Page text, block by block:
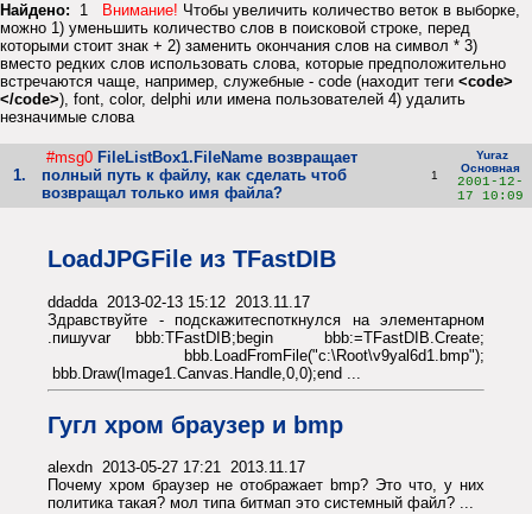
Найдено: 1 Внимание! Чтобы увеличить количество веток в выборке,
можно 1) уменьшить количество слов в поисковой строке, перед
которыми стоит знак + 2) заменить окончания слов на символ * 3)
вместо редких слов использовать слова, которые предположительно
встречаются чаще, например, служебные - code (находит теги <code>
</code>), font, color, delphi или имена пользователей 4) удалить
незначимые слова
1.
#msg0 FileListBox1.FileName возвращает
полный путь к файлу, как сделать чтоб
возвращал только имя файла?
1
Yuraz
Основная
2001-12-
17 10:09
LoadJPGFile из TFastDIB
ddadda 2013-02-13 15:12 2013.11.17
Здравствуйте - подскажитеспоткнулся на элементарном
.пишуvar bbb:TFastDIB;begin bbb:=TFastDIB.Create;
bbb.LoadFromFile("c:\Root\v9yal6d1.bmp");
bbb.Draw(Image1.Canvas.Handle,0,0);end ...
Гугл хром браузер и bmp
alexdn 2013-05-27 17:21 2013.11.17
Почему хром браузер не отображает bmp? Это что, у них
политика такая? мол типа битмап это системный файл? ...